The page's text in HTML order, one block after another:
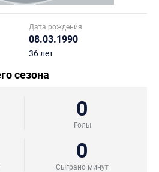
Дата рождения
08.03.1990
36 лет
сезона
0
Голы
0
Сыграно минут